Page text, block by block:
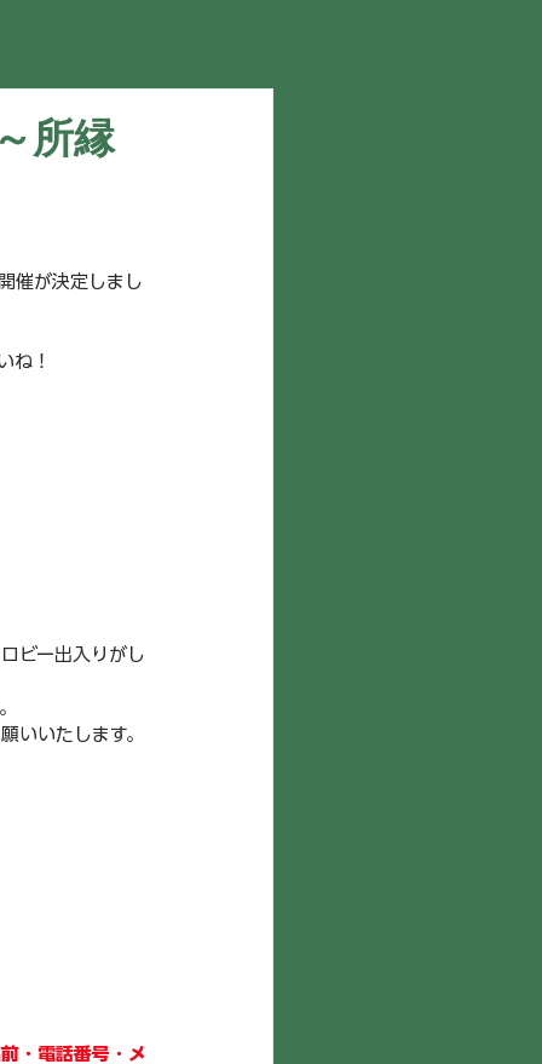
所縁
催が決定しまし
ね！
ビー出入りがし
いいたします。
・電話番号・メ